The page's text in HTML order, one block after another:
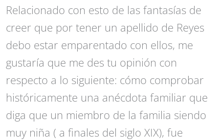
Relacionado con esto de las fantasías de
creer que por tener un apellido de Reyes
debo estar emparentado con ellos, me
gustaría que me des tu opinión con
respecto a lo siguiente: cómo comprobar
históricamente una anécdota familiar que
diga que un miembro de la familia siendo
muy niña ( a finales del siglo XIX), fue